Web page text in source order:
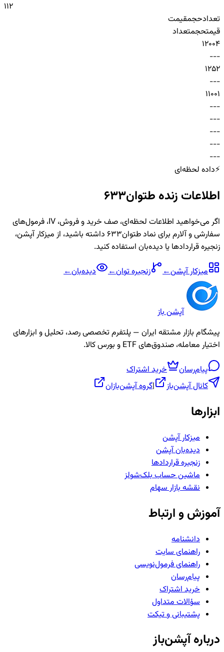
112
تعدادحجمقیمت
قیمتحجمتعداد
12004
-
-
-
1252
-
-
-
11001
-
-
-
-
-
-
-
-
-
-
-
-
-
-
-
⚡داده لحظه‌ای
اطلاعات زنده طتوان633
اگر می‌خواهید اطلاعات لحظه‌ای، صف خرید و فروش، IV، فرمول‌های
سفارشی و آلارم برای نمادطتوان633
داشته باشید، از میزکار آپشن،
زنجیره قراردادها یا دیده‌بان استفاده کنید.
میزکار آپشن← زنجیرهتوان← دیده‌بان←
آپشن باز
پیشگام بازار مشتقه ایران — پلتفرم تخصصی رصد، تحلیل و ابزارهای
اختیار معامله، صندوق‌های ETF و بورس کالا.
پیام‌رسان
خرید اشتراک
کانال آپشن‌باز
|گروه آپشن‌بازان
ابزارها
میزکار آپشن
دیده‌بان آپشن
زنجیره قراردادها
ماشین حساب بلک‌شولز
نقشه بازار سهام
آموزش و ارتباط
دانشنامه
راهنمای سایت
راهنمای فرمول‌نویسی
پیام‌رسان
خرید اشتراک
سؤالات متداول
پشتیبانی و تیکت
درباره آپشن‌باز